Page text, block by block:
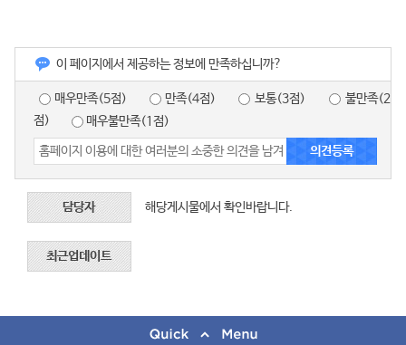
이 페이지에서 제공하는 정보에 만족하십니까?
매우만족(5점) 만족(4점) 보통(3점)
점)
매우불만족(1점)
담당자 해당게시물에서 확인바랍니다.
최근업데이트